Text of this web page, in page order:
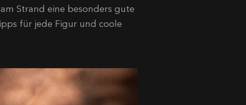
Strand eine besonders gute
für jede Figur und coole